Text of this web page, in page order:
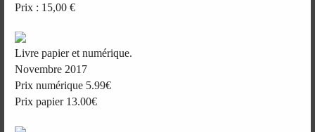
Prix : 15,00 €
Livre papier et numérique.
Novembre 2017
Prix numérique 5.99€
Prix papier 13.00€